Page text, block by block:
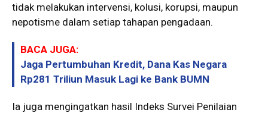
tidak melakukan intervensi, kolusi, korupsi, maupun
nepotisme dalam setiap tahapan pengadaan.
BACA JUGA:
Jaga Pertumbuhan Kredit, Dana Kas Negara
Rp281 Triliun Masuk Lagi ke Bank BUMN
Ia juga mengingatkan hasil Indeks Survei Penilaian